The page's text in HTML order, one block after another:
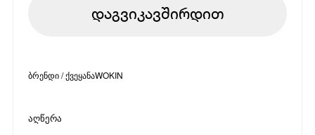
დაგვიკავშირდით
ბრენდი / ქვეყანაWOKIN
აღწერა